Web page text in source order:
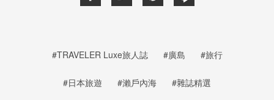
#TRAVELER Luxe旅人誌 #廣島 #旅行
#日本旅遊 #瀨戶內海 #雜誌精選